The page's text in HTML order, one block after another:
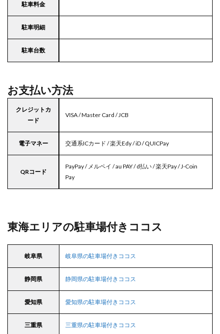
駐車料金
駐車明細
駐車台数
お支払い方法
クレジットカ
ード
VISA / Master Card / JCB
電子マネー 交通系ICカード / 楽天Edy / iD / QUICPay
QRコード
PayPay / メルペイ / au PAY / d払い / 楽天Pay / J-Coin
Pay
東海エリアの駐車場付きココス
岐阜県 岐阜県の駐車場付きココス
静岡県 静岡県の駐車場付きココス
愛知県 愛知県の駐車場付きココス
三重県 三重県の駐車場付きココス